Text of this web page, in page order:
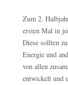
Zum 2.
ersten Mal in
Diese sollten
Energie und
von allen
entwickelt und